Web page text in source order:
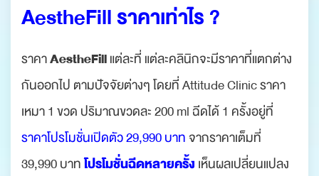
AestheFill ราคาเท่าไร ?
ราคาAestheFillแต่ละที่ แต่ละคลินิกจะมีราคาที่แตกต่าง
กันออกไป ตามปัจจัยต่างๆ โดยที่ Attitude Clinic ราคา
เหมา 1 ขวด ปริมาณขวดละ 200 ml ฉีดได้ 1 ครั้งอยู่ที่
ราคาโปรโมชั่นเปิดตัว 29,990 บาทจากราคาเต็มที่
39,990 บาทโปรโมชั่นฉีดหลายครั้ง เห็นผลเปลี่ยนแปลง